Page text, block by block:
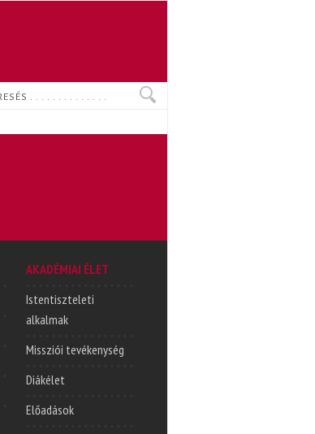
AKADÉMIAI ÉLET
Istentiszteleti
alkalmak
Missziói tevékenység
Diákélet
Előadások